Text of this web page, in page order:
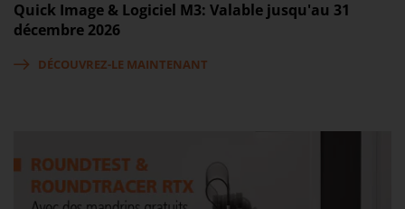
Quick Image & Logiciel M3: Valable jusqu'au 31
décembre 2026
DÉCOUVREZ-LE MAINTENANT